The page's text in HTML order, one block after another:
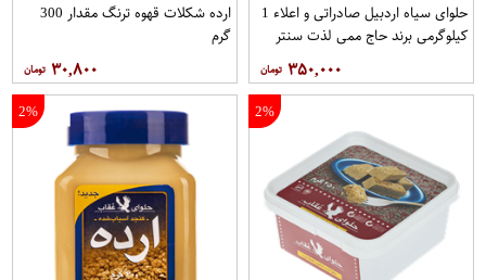
حلوای سیاه اردبیل صادراتی و اعلاء 1
کیلوگرمی برند حاج ممی لذت سنتر
۳۵۰,۰۰۰
ارده شکلات قهوه ترنگ مقدار 300
گرم
۳۰,۸۰۰
2%
2%